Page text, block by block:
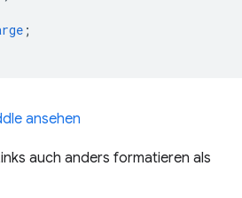
;
ansehen
auch anders formatieren als